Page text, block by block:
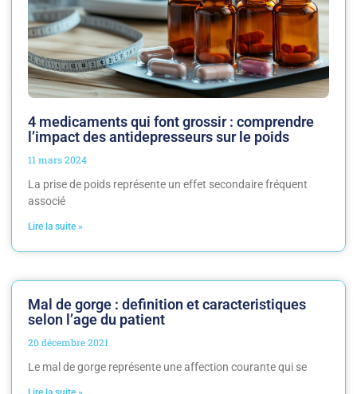
4 medicaments qui font grossir : comprendre
l’impact des antidepresseurs sur le poids
11 mars 2024
La prise de poids représente un effet secondaire fréquent
associé
Lire la suite »
Mal de gorge : definition et caracteristiques
selon l’age du patient
20 décembre 2021
Le mal de gorge représente une affection courante qui se